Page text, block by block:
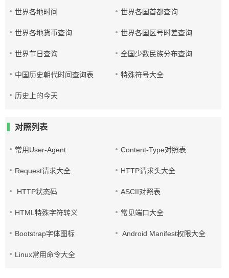
世界各地时间 世界各国首都查询
世界各地货币查询 世界各国区号时差查询
世界节日查询 全国少数民族分布查询
中国历史朝代时间查询表 特殊符号大全
历史上的今天
对照列表
常用User-Agent Content-Type对照表
Request请求大全 HTTP请求头大全
HTTP状态码 ASCII对照表
HTML特殊字符转义 常见端口大全
Bootstrap字体图标 Android Manifest权限大全
Linux常用命令大全